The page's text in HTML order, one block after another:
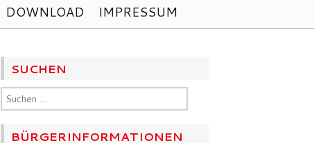
DOWNLOAD IMPRESSUM
UNCATEGORIZED
Rückzugsräume und
für Bergedorf?
SUCHEN
Suchen
nach:
BÜRGERINFORMATIONEN